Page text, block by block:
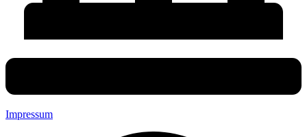
Impressum